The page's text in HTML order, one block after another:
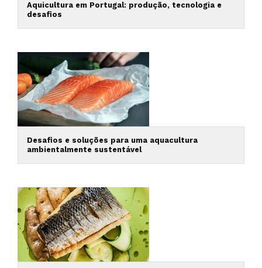
Aquicultura em Portugal: produção, tecnologia e
desafios
Desafios e soluções para uma aquacultura
ambientalmente sustentável